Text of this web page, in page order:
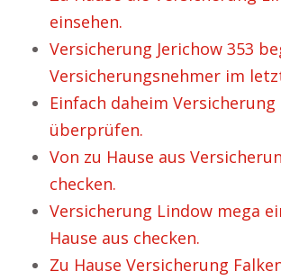
einsehen.
Versicherung Jerichow 353
Versicherungsnehmer im
Einfach daheim
überprüfen.
Von zu Hause aus
checken.
Versicherung Lindow mega
Hause aus checken.
Zu Hause Versicherung